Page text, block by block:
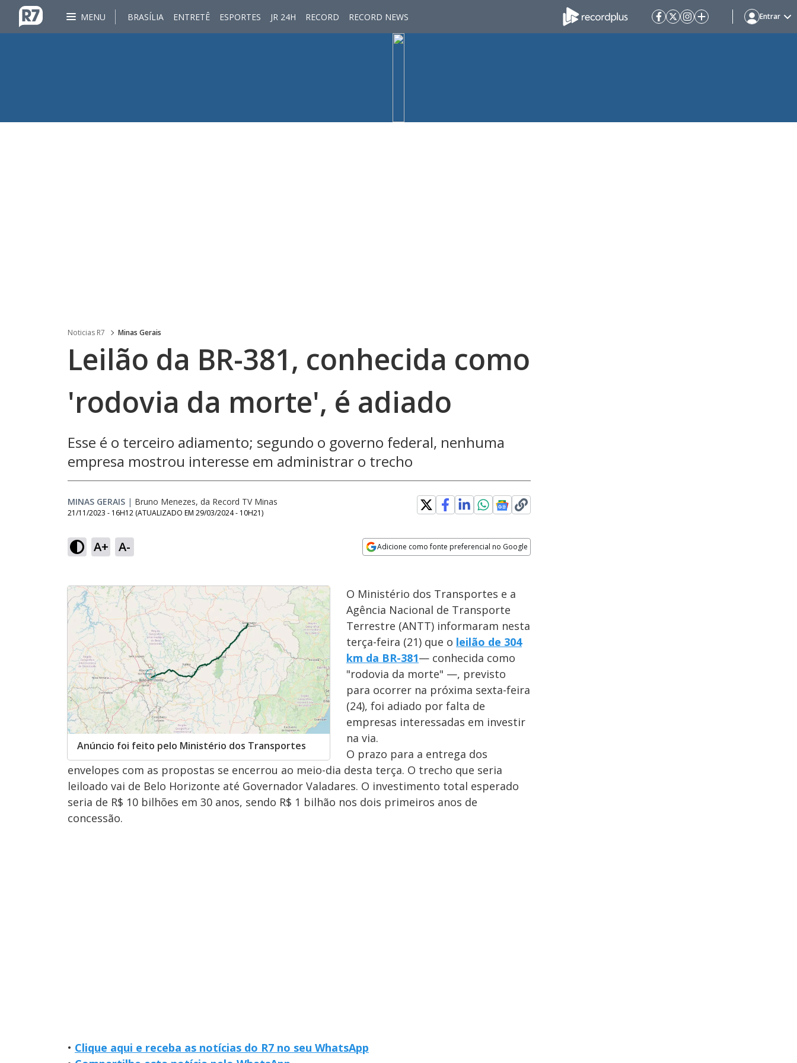
MENU BRASÍLIA ENTRETÊ ESPORTES JR 24H RECORD RECORD NEWS Entrar
Noticias R7 Minas Gerais
Leilão da BR-381, conhecida como
'rodovia da morte', é adiado
Esse é o terceiro adiamento; segundo o governo federal, nenhuma
empresa mostrou interesse em administrar o trecho
MINAS GERAIS | Bruno Menezes, da Record TV Minas
21/11/2023 - 16H12 (ATUALIZADO EM 29/03/2024 - 10H21)
A+ A- Adicione como fonte preferencial no Google
Anúncio foi feito pelo Ministério dos Transportes
O Ministério dos Transportes e a
Agência Nacional de Transporte
Terrestre (ANTT) informaram nesta
terça-feira (21) que o leilão de 304
km da BR-381— conhecida como
"rodovia da morte" —, previsto
para ocorrer na próxima sexta-feira
(24), foi adiado por falta de
empresas interessadas em investir
na via.
O prazo para a entrega dos
envelopes com as propostas se encerrou ao meio-dia desta terça. O trecho que seria
leiloado vai de Belo Horizonte até Governador Valadares. O investimento total esperado
seria de R$ 10 bilhões em 30 anos, sendo R$ 1 bilhão nos dois primeiros anos de
concessão.
• Clique aqui e receba as notícias do R7 no seu WhatsApp